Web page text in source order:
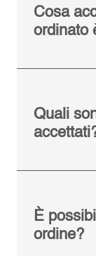
Cosa
ordinato
Quali
È
ordine?